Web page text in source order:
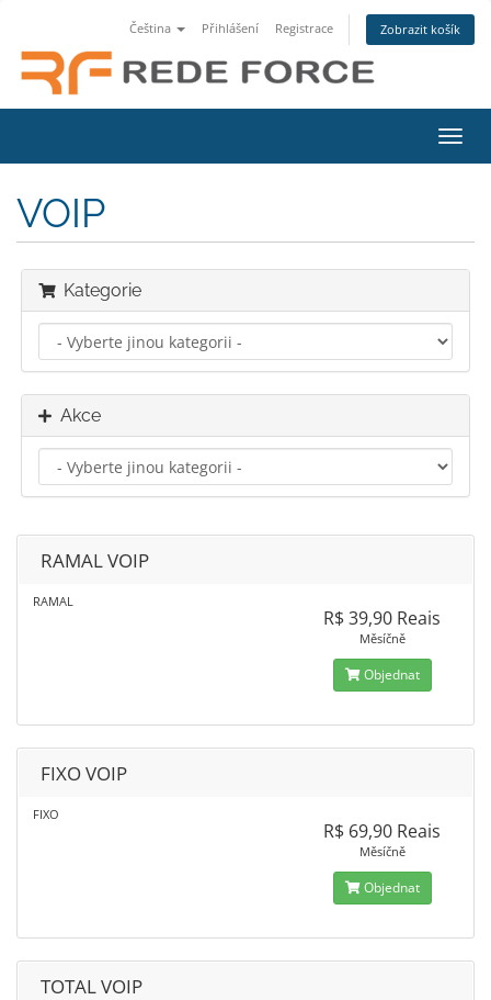
Čeština Přihlášení Registrace Zobrazit košík
VOIP
Kategorie
Akce
RAMAL VOIP
RAMAL
R$ 39,90 Reais
Měsíčně
Objednat
FIXO VOIP
FIXO
R$ 69,90 Reais
Měsíčně
Objednat
TOTAL VOIP